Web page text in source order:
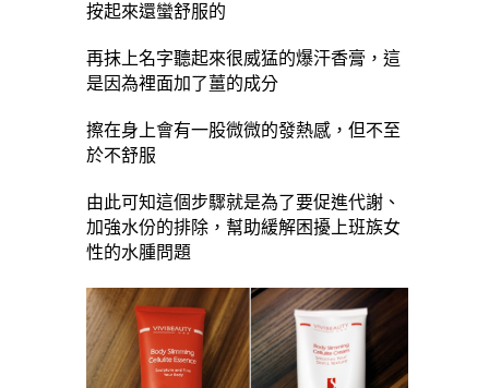
按起來還蠻舒服的
再抹上名字聽起來很威猛的爆汗香膏，這
是因為裡面加了薑的成分
擦在身上會有一股微微的發熱感，但不至
於不舒服
由此可知這個步驟就是為了要促進代謝、
加強水份的排除，幫助緩解困擾上班族女
性的水腫問題